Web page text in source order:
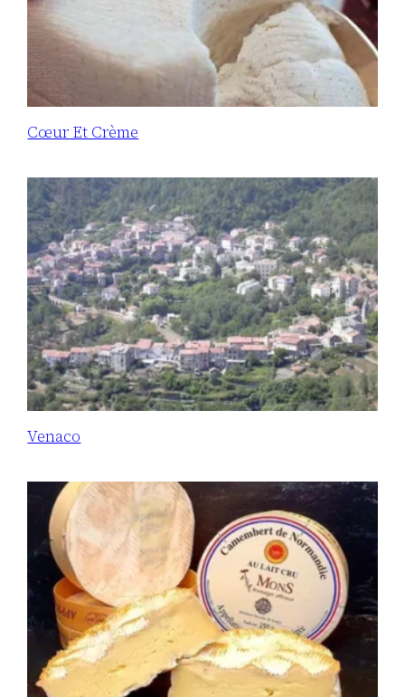
Cœur Et Crème
Venaco